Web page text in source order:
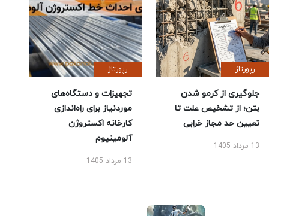
رپورتاژ
جلوگیری از کرمو شدن
بتن؛ از تشخیص علت تا
تعیین حد مجاز خرابی
13 مرداد 1405
رپورتاژ
تجهیزات و دستگاه‌های
موردنیاز برای راه‌اندازی
کارخانه اکستروژن
آلومینیوم
13 مرداد 1405